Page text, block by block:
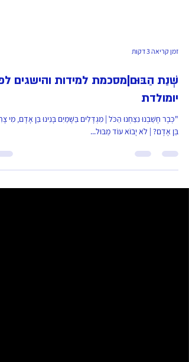
זמן קריאה 3 דקות
שְׁנַת הַבּוּם|מסכמת למידות והישגים
יומולדת
"כְּבָר חָשַׁבְנוּ נִצַּחְנוּ הַכֹּל | מִגְדָּלִים בַּשָּׁמַיִם בָּנִינוּ בֵּן אָדָם, מִי